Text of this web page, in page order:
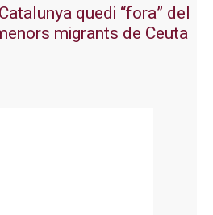
quedi “fora” del
migrants de Ceuta